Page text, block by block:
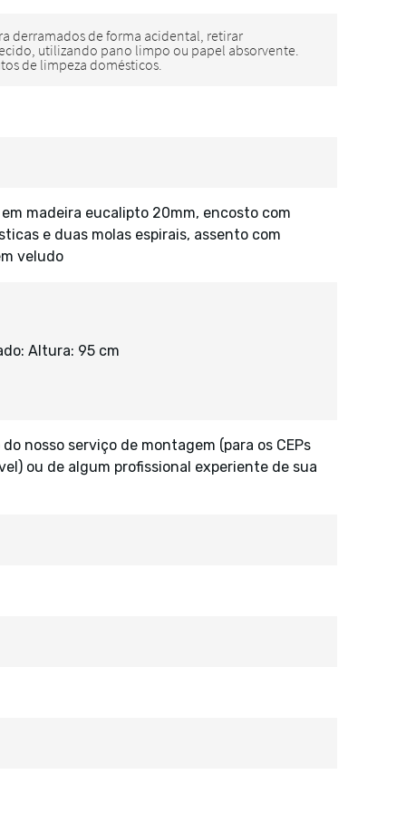
madeira eucalipto 20mm, encosto com
e duas molas espirais, assento com
veludo
Altura: 95 cm
nosso serviço de montagem (para os CEPs
ou de algum profissional experiente de sua